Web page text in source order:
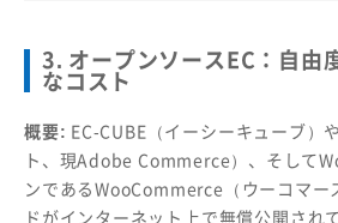
3. オープンソースEC：自由
なコスト
概要: EC-CUBE（イーシーキューブ）
ト、現Adobe Commerce）、そして
ンであるWooCommerce（ウーコマー
ドがインターネット上で無償公開され